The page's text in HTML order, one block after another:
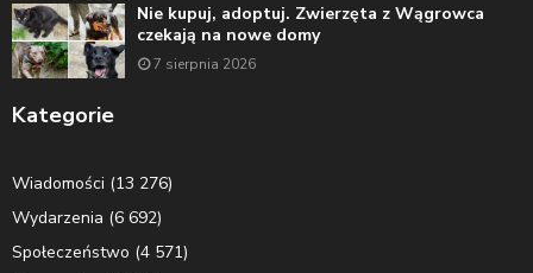
Nie kupuj, adoptuj. Zwierzęta z Wągrowca
czekają na nowe domy
7 sierpnia 2026
Kategorie
Wiadomości (13 276)
Wydarzenia (6 692)
Społeczeństwo (4 571)